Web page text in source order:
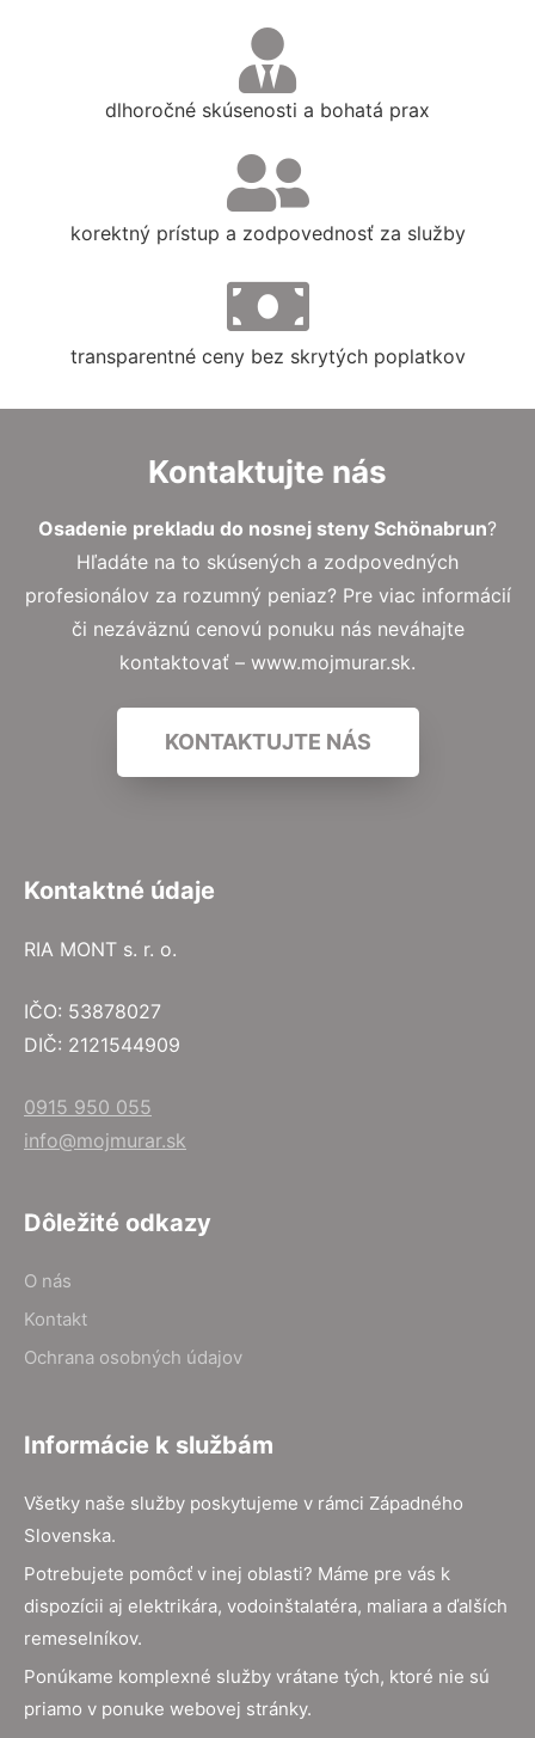
dlhoročné skúsenosti a bohatá prax
korektný prístup a zodpovednosť za služby
transparentné ceny bez skrytých poplatkov
Kontaktujte nás
Osadenie prekladu do nosnej steny Schönabrun?
Hľadáte na to skúsených a zodpovedných
profesionálov za rozumný peniaz? Pre viac informácií
či nezáväznú cenovú ponuku nás neváhajte
kontaktovať – www.mojmurar.sk.
KONTAKTUJTE NÁS
Kontaktné údaje
RIA MONT s. r. o.
IČO: 53878027
DIČ: 2121544909
0915 950 055
info@mojmurar.sk
Dôležité odkazy
O nás
Kontakt
Ochrana osobných údajov
Informácie k službám
Všetky naše služby poskytujeme v rámci Západného
Slovenska.
Potrebujete pomôcť v inej oblasti? Máme pre vás k
dispozícii aj elektrikára, vodoinštalatéra, maliara a ďalších
remeselníkov.
Ponúkame komplexné služby vrátane tých, ktoré nie sú
priamo v ponuke webovej stránky.